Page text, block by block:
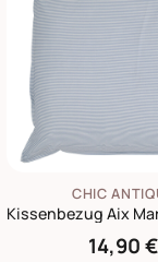
CHIC
14,90 €